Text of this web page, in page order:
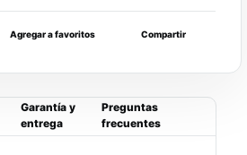
Agregar a favoritos Compartir
Garantía y
entrega
Preguntas
frecuentes